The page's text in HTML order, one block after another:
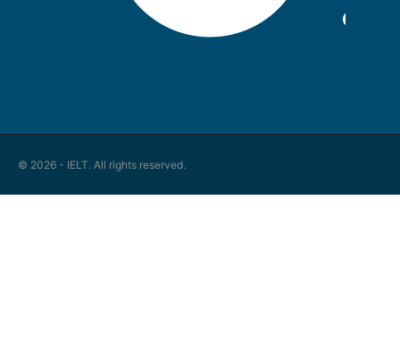
© 2026 - IELT. All rights reserved.